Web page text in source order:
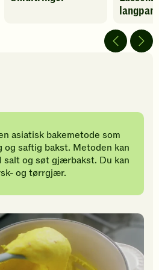
å
din
vurdering.
har
5
av
å
din
asiatisk bakemetode som
saftig bakst. Metoden kan
salt og søt gjærbakst. Du kan
og tørrgjær.